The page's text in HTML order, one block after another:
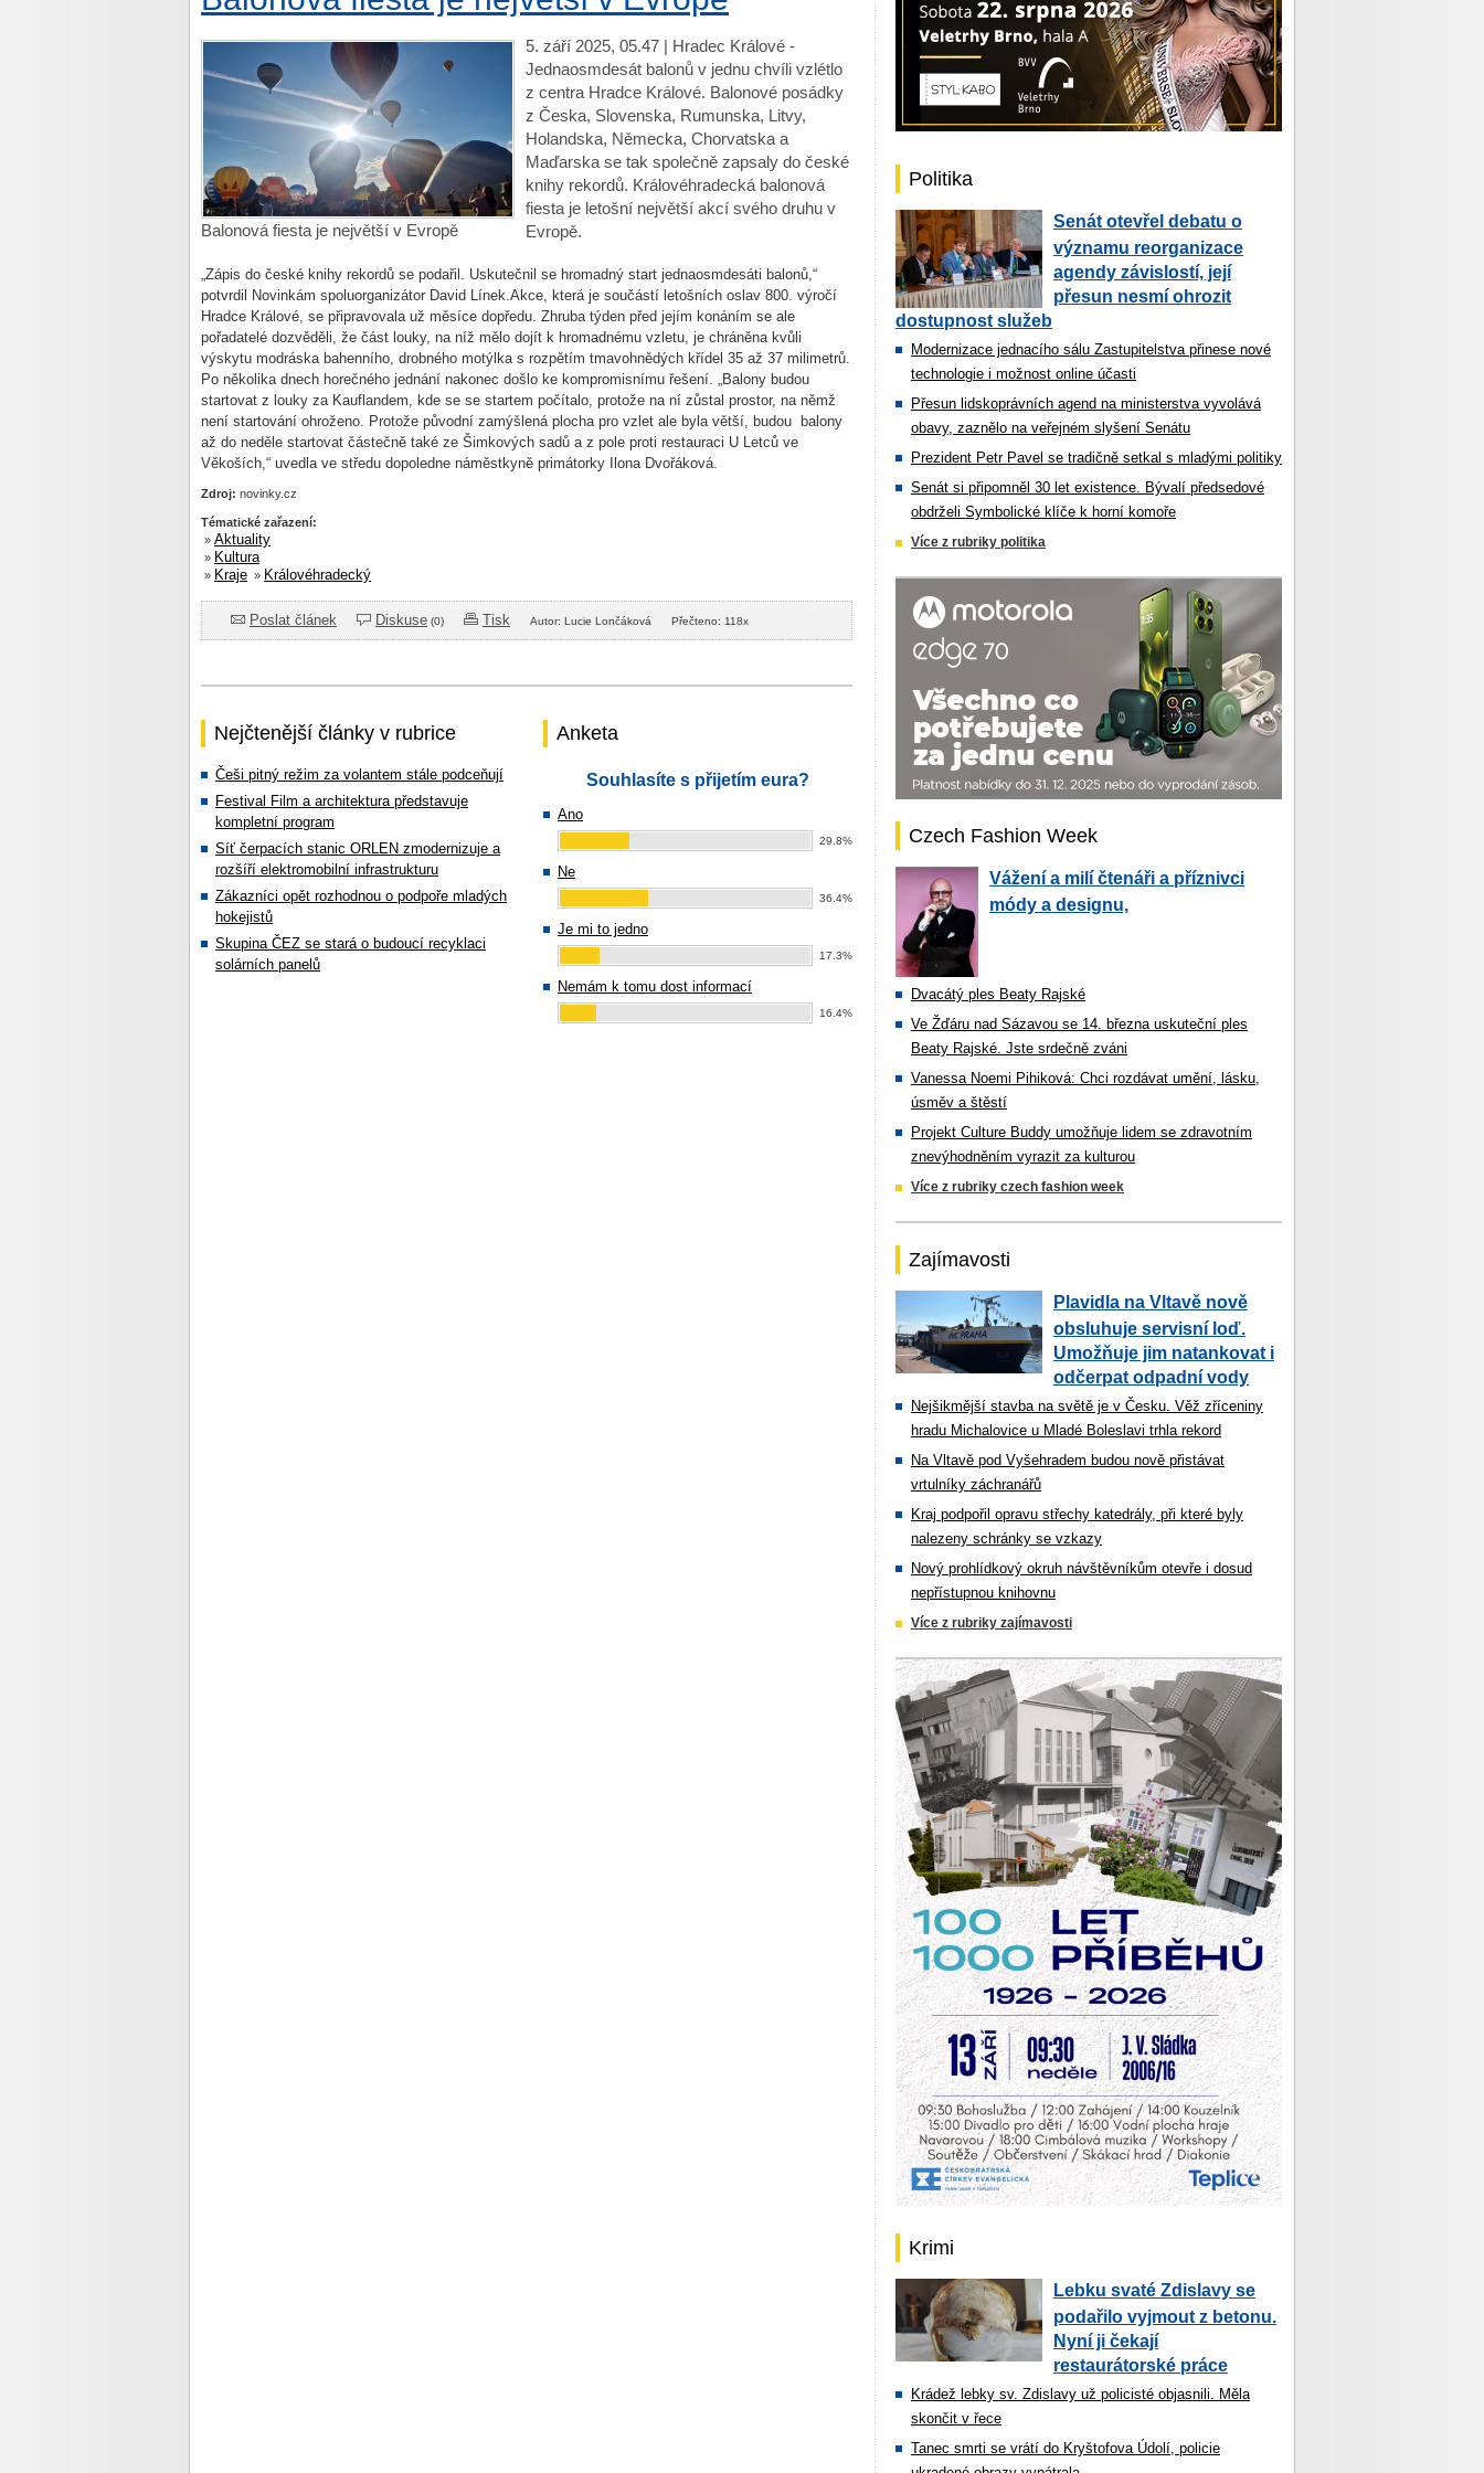
Balonová fiesta je největší v Evropě
5. září 2025, 05.47 | Hradec Králové -
Jednaosmdesát balonů v jednu chvíli vzlétlo
z centra Hradce Králové. Balonové posádky
z Česka, Slovenska, Rumunska, Litvy,
Holandska, Německa, Chorvatska a
Maďarska se tak společně zapsaly do české
knihy rekordů. Královéhradecká balonová
fiesta je letošní největší akcí svého druhu v
Evropě.
„Zápis do české knihy rekordů se podařil. Uskutečnil se hromadný start jednaosmdesáti balonů,“
potvrdil Novinkám spoluorganizátor David Línek.Akce, která je součástí letošních oslav 800. výročí
Hradce Králové, se připravovala už měsíce dopředu. Zhruba týden před jejím konáním se ale
pořadatelé dozvěděli, že část louky, na níž mělo dojít k hromadnému vzletu, je chráněna kvůli
výskytu modráska bahenního, drobného motýlka s rozpětím tmavohnědých křídel 35 až 37 milimetrů.
Po několika dnech horečného jednání nakonec došlo ke kompromisnímu řešení. „Balony budou
startovat z louky za Kauflandem, kde se se startem počítalo, protože na ní zůstal prostor, na němž
není startování ohroženo. Protože původní zamýšlená plocha pro vzlet ale byla větší, budou
balony
až do neděle startovat částečně také ze Šimkových sadů a z pole proti restauraci U Letců ve
Věkoších,“ uvedla ve středu dopoledne náměstkyně primátorky Ilona Dvořáková.
Zdroj: novinky.cz
Tématické zařazení:
» Aktuality
» Kultura
» Kraje » Královéhradecký
Poslat článek Diskuse (0) Tisk Autor: Lucie Lončáková Přečteno: 118x
Nejčtenější články v rubrice
Češi pitný režim za volantem stále podceňují
Festival Film a architektura představuje
kompletní program
Síť čerpacích stanic ORLEN zmodernizuje a
rozšíří elektromobilní infrastrukturu
Zákazníci opět rozhodnou o podpoře mladých
hokejistů
Skupina ČEZ se stará o budoucí recyklaci
solárních panelů
Anketa
Souhlasíte s přijetím eura?
Ano
29.8%
Ne
36.4%
Je mi to jedno
17.3%
Nemám k tomu dost informací
16.4%
Politika
Senát otevřel debatu o
významu reorganizace
agendy závislostí, její
přesun nesmí ohrozit
dostupnost služeb
Modernizace jednacího sálu Zastupitelstva přinese nové
technologie i možnost online účasti
Přesun lidskoprávních agend na ministerstva vyvolává
obavy, zaznělo na veřejném slyšení Senátu
Prezident Petr Pavel se tradičně setkal s mladými politiky
Senát si připomněl 30 let existence. Bývalí předsedové
obdrželi Symbolické klíče k horní komoře
Více z rubriky politika
Czech Fashion Week
Vážení a milí čtenáři a příznivci
módy a designu,
Dvacátý ples Beaty Rajské
Ve Žďáru nad Sázavou se 14. března uskuteční ples
Beaty Rajské. Jste srdečně zváni
Vanessa Noemi Pihiková: Chci rozdávat umění, lásku,
úsměv a štěstí
Projekt Culture Buddy umožňuje lidem se zdravotním
znevýhodněním vyrazit za kulturou
Více z rubriky czech fashion week
Zajímavosti
Plavidla na Vltavě nově
obsluhuje servisní loď.
Umožňuje jim natankovat i
odčerpat odpadní vody
Nejšikmější stavba na světě je v Česku. Věž zříceniny
hradu Michalovice u Mladé Boleslavi trhla rekord
Na Vltavě pod Vyšehradem budou nově přistávat
vrtulníky záchranářů
Kraj podpořil opravu střechy katedrály, při které byly
nalezeny schránky se vzkazy
Nový prohlídkový okruh návštěvníkům otevře i dosud
nepřístupnou knihovnu
Více z rubriky zajímavosti
Krimi
Lebku svaté Zdislavy se
podařilo vyjmout z betonu.
Nyní ji čekají
restaurátorské práce
Krádež lebky sv. Zdislavy už policisté objasnili. Měla
skončit v řece
Tanec smrti se vrátí do Kryštofova Údolí, policie